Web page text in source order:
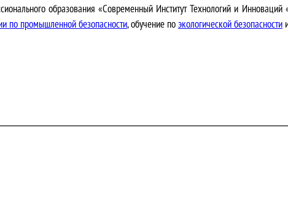
образования «Современный Институт Технологий и
по промышленной безопасности, обучение поэкологической безопасности